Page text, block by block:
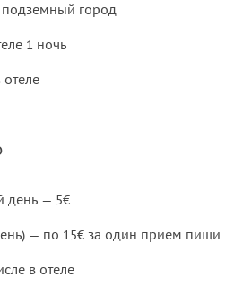
город
1 ночь
экскурсии
день — 5€
— по 15€ за один прием пищи
в отеле